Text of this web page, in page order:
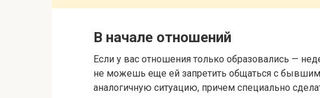
В начале отношений
Если у вас отношения только образовались —
не можешь еще ей запретить общаться с
аналогичную ситуацию, причем специально